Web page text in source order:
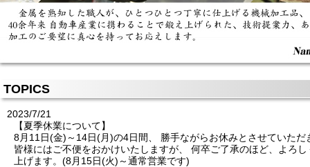
TOPICS
2023/7/21
【夏季休業について】
8月11日(金)～14日(月)の4日間、 勝手ながらお休みとさせていただ
皆様にはご不便をおかけいたしますが、 何卒ご了承のほど、よろ
上げます。(8月15日(火)～通常営業です)